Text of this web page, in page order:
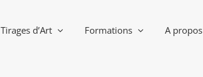
Tirages d’Art Formations A propos